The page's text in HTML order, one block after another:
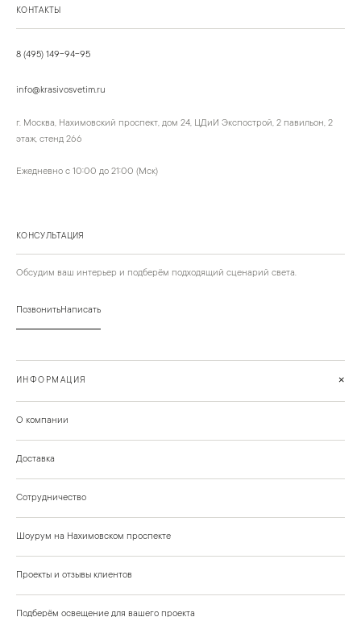
КОНТАКТЫ
8 (495) 149-94-95
info@krasivosvetim.ru
г. Москва, Нахимовский проспект, дом 24, ЦДиИ Экспострой, 2 павильон, 2
этаж, стенд 266
Ежедневно с 10:00 до 21:00 (Мск)
КОНСУЛЬТАЦИЯ
Обсудим ваш интерьер и подберём подходящий сценарий света.
ПозвонитьНаписать
ИНФОРМАЦИЯ +
О компании
Доставка
Сотрудничество
Шоурум на Нахимовском проспекте
Проекты и отзывы клиентов
Подберём освещение для вашего проекта